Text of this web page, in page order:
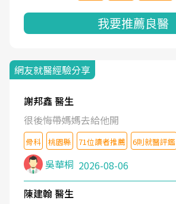
我要推薦良醫
網友就醫經驗分享
謝邦鑫 醫生
很後悔帶媽媽去給他開
骨科 桃園縣 71位讀者推薦 6則就醫評鑑
吳華桐 2026-08-06
陳建翰 醫生